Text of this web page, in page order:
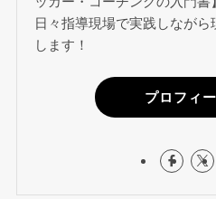
日々指導現場で実践しなが
します！
プロフィ